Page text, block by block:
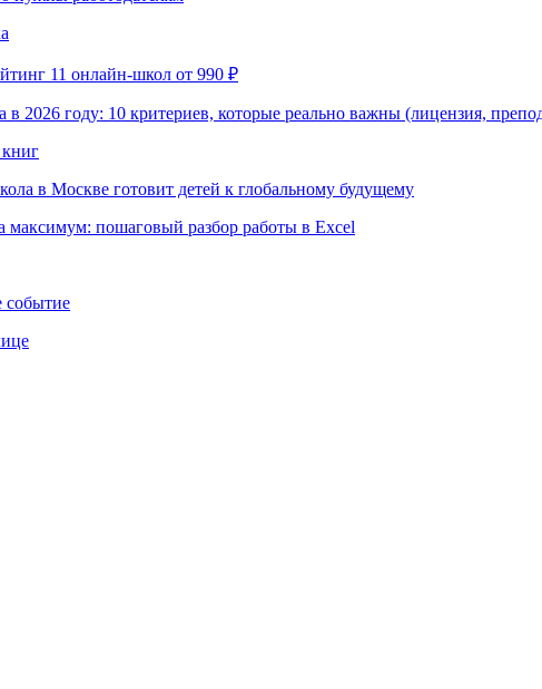
11 онлайн-школ от 990 ₽
2026 году: 10 критериев, которые реально важны (лицензия,
в Москве готовит детей к глобальному будущему
пошаговый разбор работы в Excel
событие